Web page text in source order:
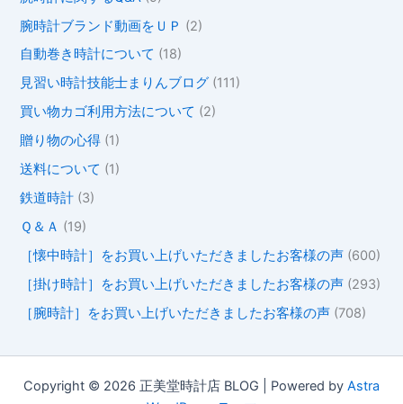
腕時計ブランド動画をＵＰ (2)
自動巻き時計について (18)
見習い時計技能士まりんブログ (111)
買い物カゴ利用方法について (2)
贈り物の心得 (1)
送料について (1)
鉄道時計 (3)
Ｑ＆Ａ (19)
［懐中時計］をお買い上げいただきましたお客様の声 (600)
［掛け時計］をお買い上げいただきましたお客様の声 (293)
［腕時計］をお買い上げいただきましたお客様の声 (708)
Copyright © 2026 正美堂時計店 BLOG | Powered by Astra